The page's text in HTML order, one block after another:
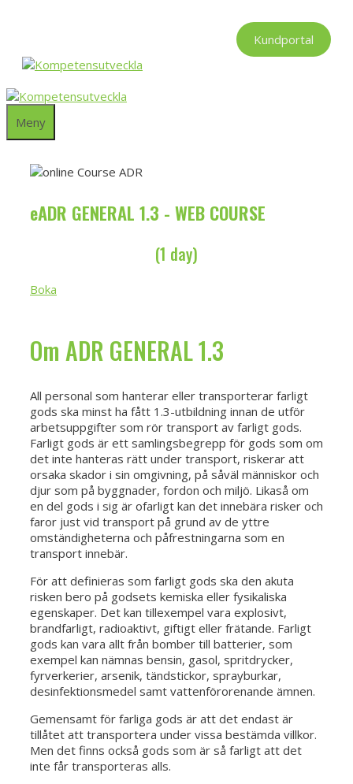
Kundportal
Meny
eADR GENERAL 1.3 - WEB COURSE
(1 day)
Boka
Om ADR GENERAL 1.3
All personal som hanterar eller transporterar farligt
gods ska minst ha fått 1.3-utbildning innan de utför
arbetsuppgifter som rör transport av farligt gods.
Farligt gods är ett samlingsbegrepp för gods som om
det inte hanteras rätt under transport, riskerar att
orsaka skador i sin omgivning, på såväl människor och
djur som på byggnader, fordon och miljö. Likaså om
en del gods i sig är ofarligt kan det innebära risker och
faror just vid transport på grund av de yttre
omständigheterna och påfrestningarna som en
transport innebär.
För att definieras som farligt gods ska den akuta
risken bero på godsets kemiska eller fysikaliska
egenskaper. Det kan tillexempel vara explosivt,
brandfarligt, radioaktivt, giftigt eller frätande. Farligt
gods kan vara allt från bomber till batterier, som
exempel kan nämnas bensin, gasol, spritdrycker,
fyrverkerier, arsenik, tändstickor, sprayburkar,
desinfektionsmedel samt vattenförorenande ämnen.
Gemensamt för farliga gods är att det endast är
tillåtet att transportera under vissa bestämda villkor.
Men det finns också gods som är så farligt att det
inte får transporteras alls.